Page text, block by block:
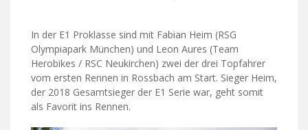
In der E1 Proklasse sind mit Fabian Heim (RSG
Olympiapark München) und Leon Aures (Team
Herobikes / RSC Neukirchen) zwei der drei Topfahrer
vom ersten Rennen in Rossbach am Start. Sieger Heim,
der 2018 Gesamtsieger der E1 Serie war, geht somit
als Favorit ins Rennen.